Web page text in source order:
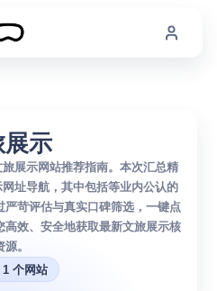
示
展示网站推荐指南。本次汇总精
址导航，其中包括等业内公认的
苛评估与真实口碑筛选，一键点
效、安全地获取最新文旅展示核
。
个网站